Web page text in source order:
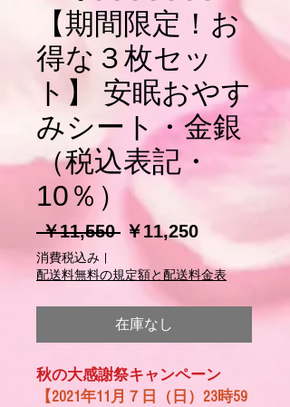
【期間限定！お
得な３枚セッ
ト】 安眠おやす
みシート・金銀
（税込表記・
10％）
￥11,550 通
価
￥11,250セ
ー
ル
消費税込み
配送料無料の規定額と配送料金表
在庫なし
秋の大感謝祭キャンペーン
【2021年11月７日（日）23時59